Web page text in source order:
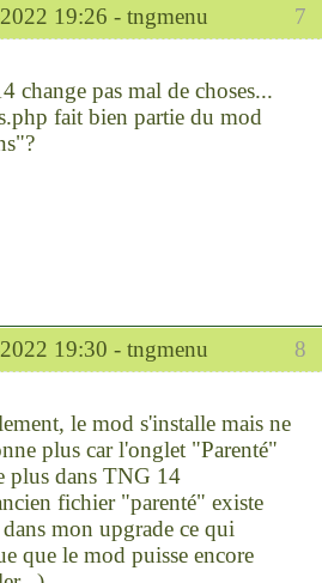
7
19:26 - tngmenu
change pas mal de choses...
fait bien partie du mod
8
19:30 - tngmenu
le mod s'installe mais ne
plus car l'onglet "Parenté"
plus dans TNG 14
fichier "parenté" existe
mon upgrade ce qui
que le mod puisse encore